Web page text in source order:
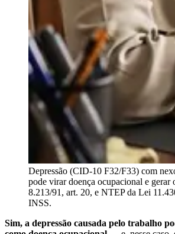
Depressão (CID-10 F32/F33) com
pode virar doença ocupacional e
8.213/91, art. 20, e NTEP da Lei
INSS.
Sim, a depressão causada pelo trabalho